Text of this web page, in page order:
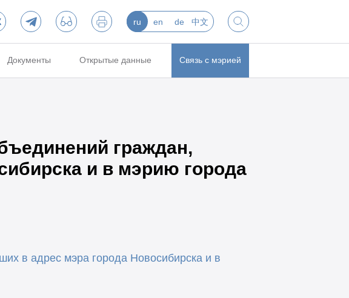
ru en de 中文
Документы Открытые данные Связь с мэрией
граждан,
и в мэрию города
в адрес мэра города Новосибирска и в